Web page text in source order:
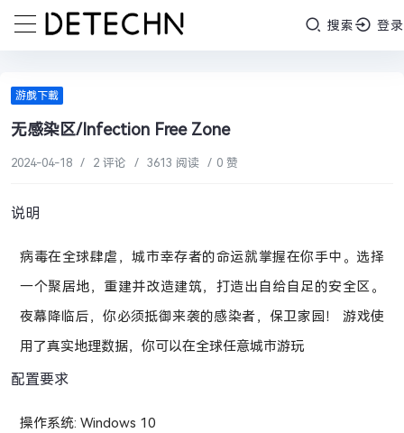
搜索 登录
游戲下載
无感染区/Infection Free Zone
2024-04-18 / 2 评论 / 3613 阅读 / 0 赞
说明
病毒在全球肆虐，城市幸存者的命运就掌握在你手中。选择
一个聚居地，重建并改造建筑，打造出自给自足的安全区。
夜幕降临后，你必须抵御来袭的感染者，保卫家园！ 游戏使
用了真实地理数据，你可以在全球任意城市游玩
配置要求
操作系统: Windows 10